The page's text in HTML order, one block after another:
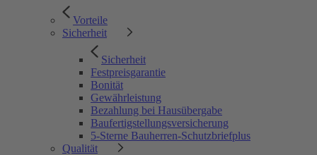
Vorteile
Sicherheit
Sicherheit
Festpreisgarantie
Bonität
Gewährleistung
Bezahlung bei Hausübergabe
Baufertigstellungsversicherung
5-Sterne Bauherren-Schutzbriefplus
Qualität